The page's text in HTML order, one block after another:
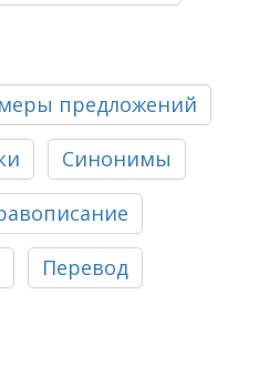
предложений
Синонимы
Перевод